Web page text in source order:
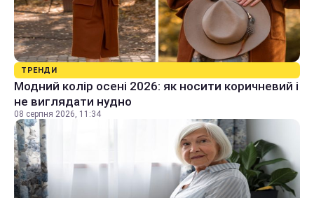
ТРЕНДИ
Модний колір осені 2026: як носити коричневий і
не виглядати нудно
08 серпня 2026, 11:34